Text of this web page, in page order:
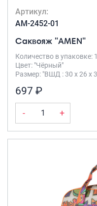
Артикул:
AM-2452-01
Саквояж "AMEN"
Количество в упаковке:
Цвет: "Чёрный"
Размер: "ВШД : 30 х 26 х
697 ₽
- +